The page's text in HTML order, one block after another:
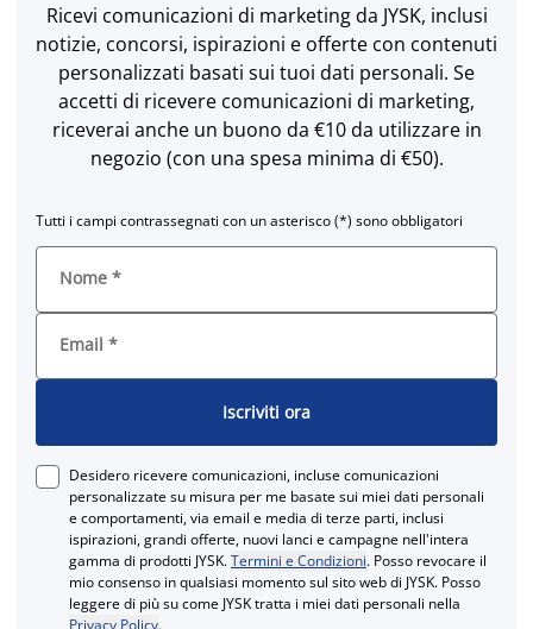
Ricevi comunicazioni di marketing da JYSK, inclusi
notizie, concorsi, ispirazioni e offerte con contenuti
personalizzati basati sui tuoi dati personali. Se
accetti di ricevere comunicazioni di marketing,
riceverai anche un buono da €10 da utilizzare in
negozio (con una spesa minima di €50).
Tutti i campi contrassegnati con un asterisco (*) sono obbligatori
Nome *
Email *
Iscriviti ora
Desidero ricevere comunicazioni, incluse comunicazioni
personalizzate su misura per me basate sui miei dati personali
e comportamenti, via email e media di terze parti, inclusi
ispirazioni, grandi offerte, nuovi lanci e campagne nell'intera
gamma di prodotti JYSK.Termini e Condizioni. Posso revocare il
mio consenso in qualsiasi momento sul sito web di JYSK. Posso
leggere di più su come JYSK tratta i miei dati personali nella
Privacy Policy.